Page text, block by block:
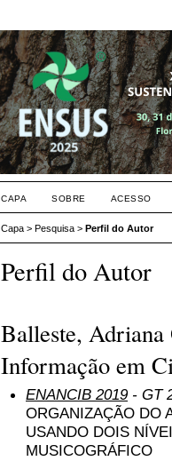
CAPA SOBRE ACESSO
Capa > Pesquisa > Perfil do Autor
Perfil do Autor
Balleste,
Informação em
ENANCIB 2019 - GT
ORGANIZAÇÃO DO
USANDO DOIS
MUSICOGRÁFICO